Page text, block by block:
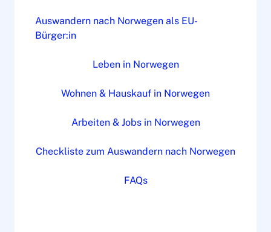
Auswandern nach Norwegen als EU-
Bürger:in
Leben in Norwegen
Wohnen & Hauskauf in Norwegen
Arbeiten & Jobs in Norwegen
Checkliste zum Auswandern nach Norwegen
FAQs